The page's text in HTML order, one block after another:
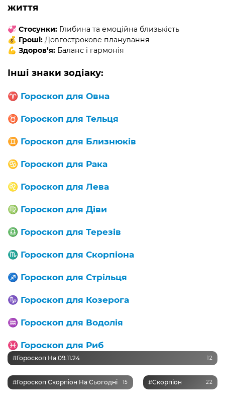
життя
💞 Стосунки: Глибина та емоційна близькість
💰 Гроші: Довгострокове планування
💪 Здоров’я: Баланс і гармонія
Інші знаки зодіаку:
♈️ Гороскоп для Овна
♉️ Гороскоп для Тельця
♊️ Гороскоп для Близнюків
♋️ Гороскоп для Рака
♌️ Гороскоп для Лева
♍️ Гороскоп для Діви
♎️ Гороскоп для Терезів
♏️ Гороскоп для Скорпіона
♐️ Гороскоп для Стрільця
♑️ Гороскоп для Козерога
♒️ Гороскоп для Водолія
♓️ Гороскоп для Риб
#Гороскоп На 09.11.24 12
#Гороскоп Скорпіон На Сьогодні 15 #Скорпіон 22